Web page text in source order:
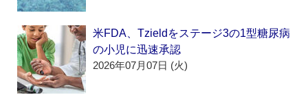
米FDA、Tzieldをステージ3の1型糖尿病
の小児に迅速承認
2026年07月07日 (火)